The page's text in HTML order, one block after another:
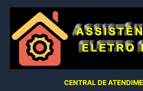
conteúdo
CENTRAL DE